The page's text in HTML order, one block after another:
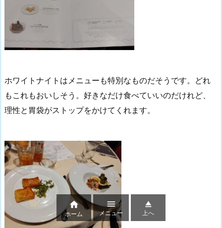
ホワイトナイトはメニューも特別なものだそうです。どれ
もこれもおいしそう。好きなだけ食べていいのだけれど、
理性と胃袋がストップをかけてくれます。

ホーム

メニュー

上へ